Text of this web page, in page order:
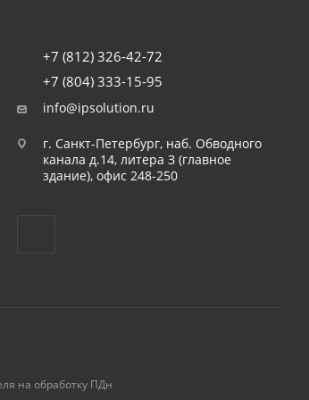
+7 (812) 326-42-72
+7 (804) 333-15-95
info@ipsolution.ru
г. Санкт-Петербург, наб. Обводного
канала д.14, литера З (главное
здание), офис 248-250
на обработку ПДн